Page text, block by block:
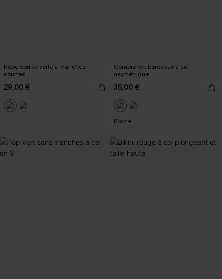
Robe courte verte à manches
courtes
29,00 €
Combishort bordeaux à col
asymétrique
35,00 €
Poche